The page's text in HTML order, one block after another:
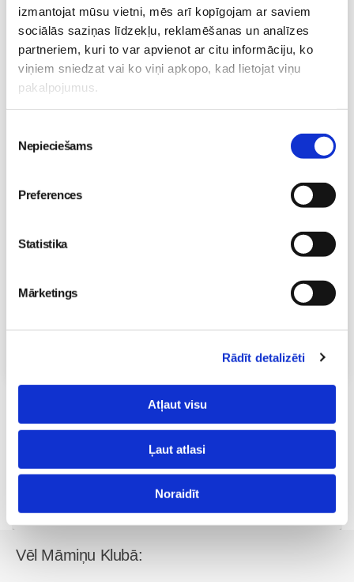
izmantojat mūsu vietni, mēs arī kopīgojam ar saviem
sociālās saziņas līdzekļu, reklamēšanas un analīzes
partneriem, kuri to var apvienot ar citu informāciju, ko
viņiem sniedzat vai ko viņi apkopo, kad lietojat viņu
pakalpojumus.
izvēle
Nepieciešams
Preferences
Statistika
Mārketings
Rādīt detalizēti
Atļaut visu
Ļaut atlasi
Noraidīt
Nodarbības citā laikā
Emocionālā un psiholoģiskā sagatavošanās
dzemdībām kopā ar Diānu Zandi tiešsaistē ZOOM.US
11.08 12:30-14:30
Lai komentētu, Tev ir jāielogojas
Vēl Māmiņu Klubā: